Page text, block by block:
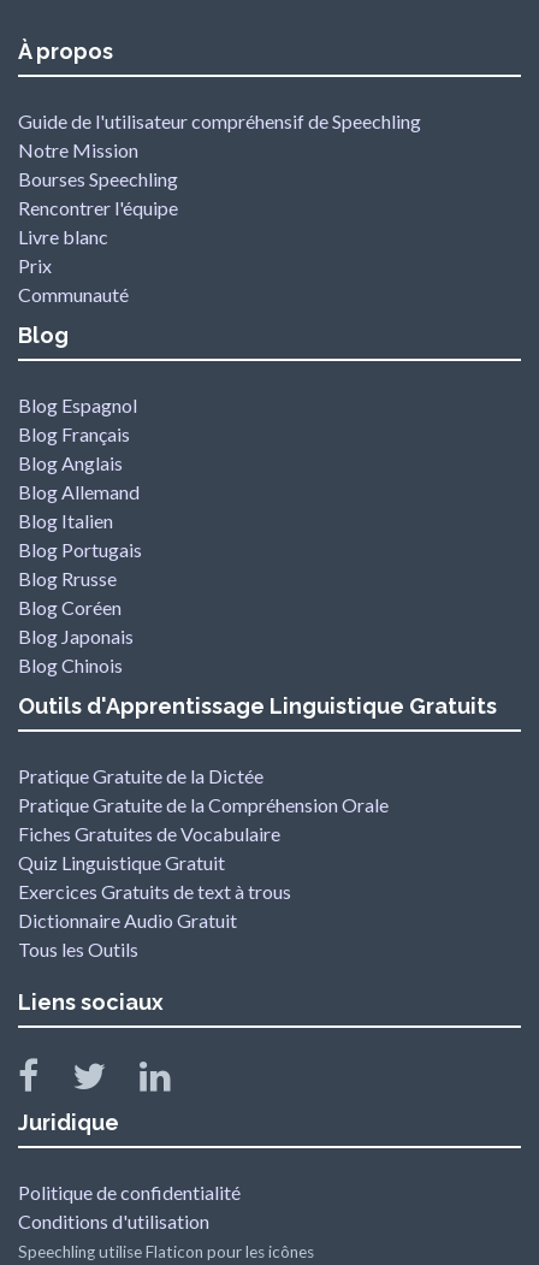
À propos
Guide de l'utilisateur compréhensif de Speechling
Notre Mission
Bourses Speechling
Rencontrer l'équipe
Livre blanc
Prix
Communauté
Blog
Blog Espagnol
Blog Français
Blog Anglais
Blog Allemand
Blog Italien
Blog Portugais
Blog Rrusse
Blog Coréen
Blog Japonais
Blog Chinois
Outils d'Apprentissage Linguistique Gratuits
Pratique Gratuite de la Dictée
Pratique Gratuite de la Compréhension Orale
Fiches Gratuites de Vocabulaire
Quiz Linguistique Gratuit
Exercices Gratuits de text à trous
Dictionnaire Audio Gratuit
Tous les Outils
Liens sociaux
Juridique
Politique de confidentialité
Conditions d'utilisation
Speechling utilise Flaticon pour les icônes